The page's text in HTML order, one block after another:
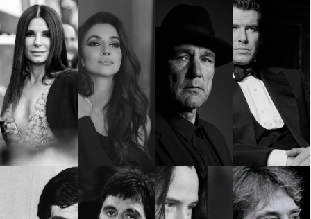
КАТЕГОРИИ ЗА НАС